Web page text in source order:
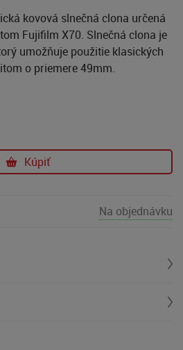
kovová slnečná clona určená
Fujifilm X70. Slnečná clona je
umožňuje použitie klasických
o priemere 49mm.
Kúpiť
Na objednávku